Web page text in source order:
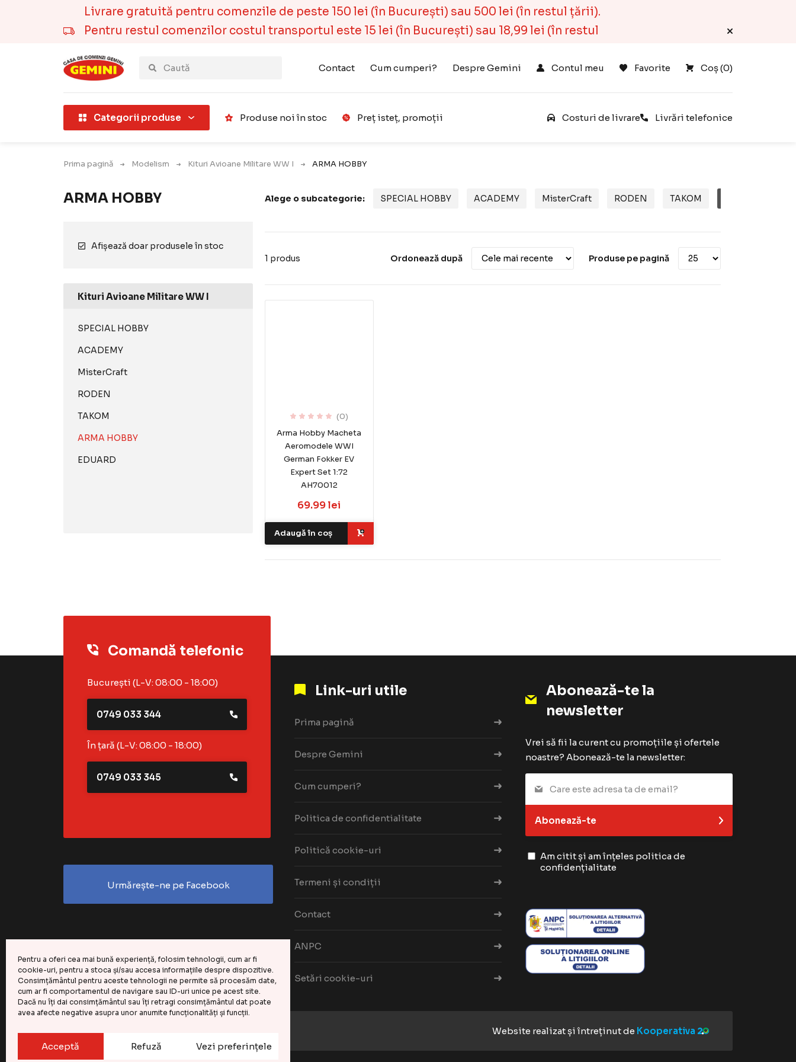
Pentru a oferi cea mai bună experiență, folosim tehnologii, cum ar fi
cookie-uri, pentru a stoca și/sau accesa informațiile despre dispozitive.
Consimțământul pentru aceste tehnologii ne permite să procesăm date,
cum ar fi comportamentul de navigare sau ID-uri unice pe acest site.
Dacă nu îți dai consimțământul sau îți retragi consimțământul dat poate
avea afecte negative asupra unor anumite funcționalități și funcții.
Acceptă Refuză Vezi preferințele
Livrare gratuită pentru comenzile de peste 150 lei (în București) sau 500 lei (în restul țării).
Pentru restul comenzilor costul transportul este 15 lei (în București) sau 18,99 lei (în restul
Contact Cum cumperi? Despre Gemini Contul meu Coș (0)
Favorite
Categorii produse Produse noi în stoc Preț isteț, promoții Costuri de livrare Livrări telefonice
Prima pagină Modelism Kituri Avioane Militare WW I ARMA HOBBY
ARMA HOBBY
Afișează doar produsele în stoc
Kituri Avioane Militare WW I
SPECIAL HOBBY
ACADEMY
MisterCraft
RODEN
TAKOM
ARMA HOBBY
EDUARD
Alege o subcategorie: SPECIAL HOBBY ACADEMY MisterCraft RODEN TAKOM
1 produs Ordonează după Produse pe pagină
(0)
Arma Hobby Macheta
Aeromodele WWI
German Fokker EV
Expert Set 1:72
AH70012
69.99 lei
Adaugă în coș
Comandă telefonic
București (L-V: 08:00 - 18:00)
0749 033 344
În țară (L-V: 08:00 - 18:00)
0749 033 345
Urmărește-ne pe Facebook
Link-uri utile
Prima pagină
Despre Gemini
Cum cumperi?
Politica de confidentialitate
Politică cookie-uri
Termeni și condiții
Contact
ANPC
Setări cookie-uri
Abonează-te la
newsletter
Vrei să fii la curent cu promoțiile și ofertele
noastre? Abonează-te la newsletter:
Abonează-te
Am citit și am înțeles politica de
confidențialitate
©CASA DE COMENZI GEMINI S.R.L. Website realizat și întreținut de Kooperativa